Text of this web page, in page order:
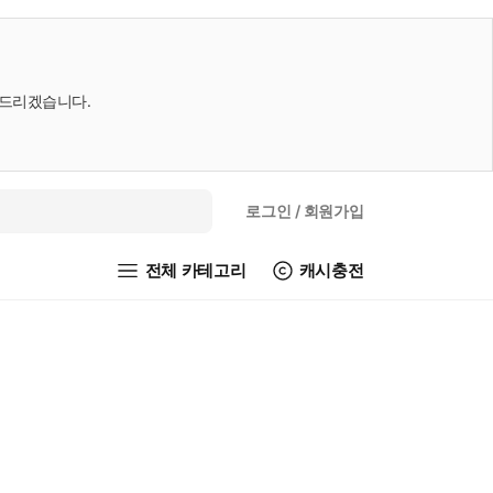
리겠습니다.
로그인 / 회원가입
전체 카테고리 캐시충전